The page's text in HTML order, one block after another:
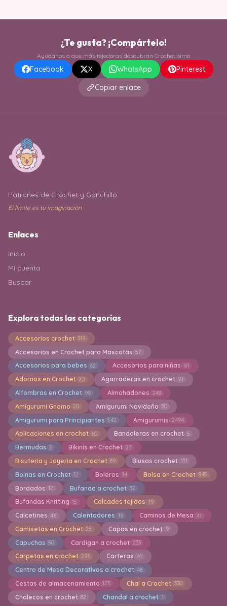
¿Te gusta? ¡Compártelo!
Ayúdanos a que más tejedoras descubran Crochetísimo
Facebook X WhatsApp
Pinterest
Copiar enlace
Patrones de Crochet y Ganchillo
El límite es tu imaginación
Enlaces
Inicio
Mi cuenta
Buscar
Explora todas las categorías
Accesorios crochet 319
Accesorios en Crochet para Mascotas 57
Accesorios para bebes 62 Accesorios para niñas 61
Adornos en Crochet 20 Agarraderas en crochet 21
Alfombras en Crochet 99 Almohadones 248
Amigurumi Gnomo 20 Amigurumi Navideño 80
Amigurumi para Principiantes 542 Amigurumis 2494
Aplicaciones en crochet 60 Bandoleras en crochet 5
Bermudas 3 Bikinis en Crochet 27
Bisuteria y Joyeria en Crochet 89 Blusas crochet 111
Boinas en Crochet 12 Boleros 14 Bolsa en Crochet 845
Bordados 12 Bufanda a crochet 32
Bufandas Knitting 15 Calcados tejidos 19
Calcetines 46 Calentadores 16 Caminos de Mesa 41
Camisetas en Crochet 25 Capas en crochet 9
Capuchas 50 Cardigan a crochet 233
Carpetas en crochet 293 Carteras 41
Centro de Mesa Decorativos a crochet 48
Cestas de almacenamiento 123 Chal a Crochet 330
Chalecos en crochet 82 Chandal a crochet 1